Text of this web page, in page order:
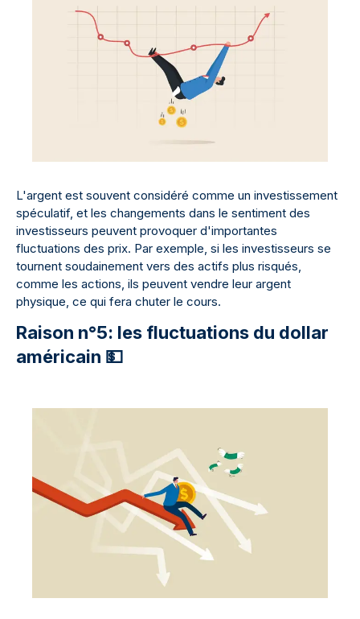
L'argent est souvent considéré comme un investissement
spéculatif, et les changements dans le sentiment des
investisseurs peuvent provoquer d'importantes
fluctuations des prix. Par exemple, si les investisseurs se
tournent soudainement vers des actifs plus risqués,
comme les actions, ils peuvent vendre leur argent
physique, ce qui fera chuter le cours.
Raison n°5: les fluctuations du dollar
américain 💵